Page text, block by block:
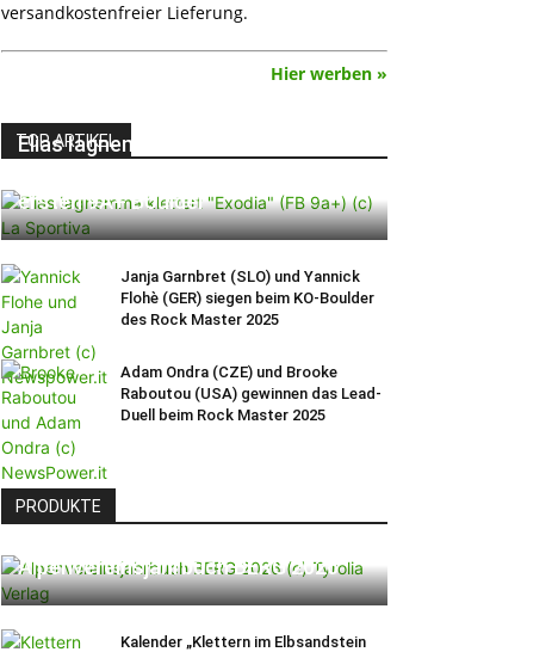
versandkostenfreier Lieferung.
Hier werben »
TOP ARTIKEL
Elias Iagnemma klettert „Exodia“:
ersten 9A+ Boulder
Janja Garnbret (SLO) und Yannick
Flohè (GER) siegen beim KO-Boulder
des Rock Master 2025
Adam Ondra (CZE) und Brooke
Raboutou (USA) gewinnen das Lead-
Duell beim Rock Master 2025
PRODUKTE
Alpenvereinsjahrbuch BERG 2026
Kalender „Klettern im Elbsandstein